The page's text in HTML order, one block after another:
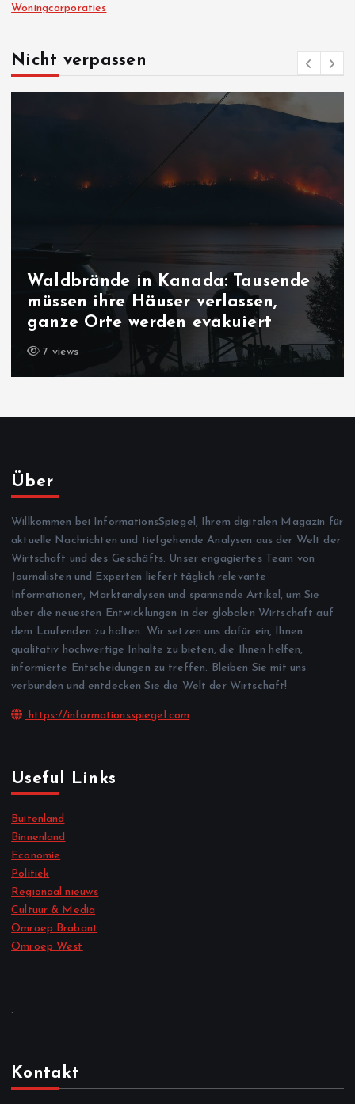
Woningcorporaties
Nicht verpassen
Bedrohung der liberalen
Demokratie: Macht es bum in
Sachsen-Anhalt?
7 views
Über
Willkommen bei InformationsSpiegel, Ihrem digitalen Magazin für
aktuelle Nachrichten und tiefgehende Analysen aus der Welt der
Wirtschaft und des Geschäfts. Unser engagiertes Team von
Journalisten und Experten liefert täglich relevante
Informationen, Marktanalysen und spannende Artikel, um Sie
über die neuesten Entwicklungen in der globalen Wirtschaft auf
dem Laufenden zu halten. Wir setzen uns dafür ein, Ihnen
qualitativ hochwertige Inhalte zu bieten, die Ihnen helfen,
informierte Entscheidungen zu treffen. Bleiben Sie mit uns
verbunden und entdecken Sie die Welt der Wirtschaft!
https://informationsspiegel.com
Useful Links
Buitenland
Binnenland
Economie
Politiek
Regionaal nieuws
Cultuur & Media
Omroep Brabant
Omroep West
.
Kontakt